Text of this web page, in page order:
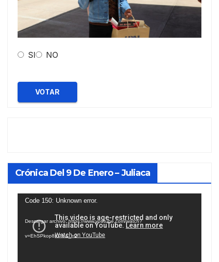
SI NO
VOTAR
Crónica Del 9 De Enero – Juliaca
Reproductor
vídeo
Code 150: Unknown error.
Descargar archivo: https://www.youtube.com/watch?
v=EhSPkop8KPY&_=2